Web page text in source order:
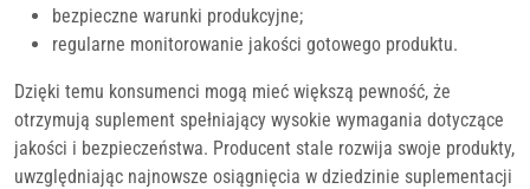
bezpieczne warunki produkcyjne;
regularne monitorowanie jakości gotowego produktu.
Dzięki temu konsumenci mogą mieć większą pewność, że
otrzymują suplement spełniający wysokie wymagania dotyczące
jakości i bezpieczeństwa. Producent stale rozwija swoje produkty,
uwzględniając najnowsze osiągnięcia w dziedzinie suplementacji